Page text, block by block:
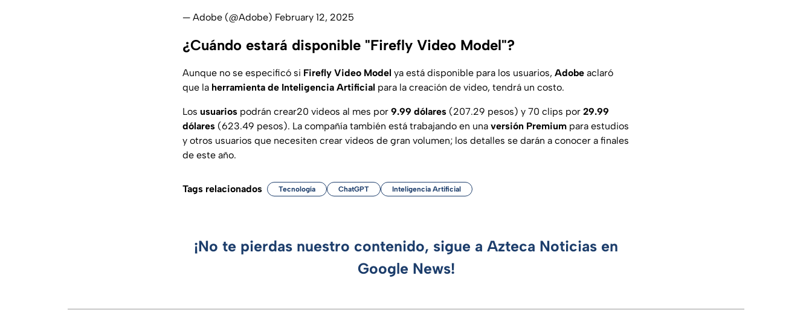
— Adobe (@Adobe) February 12, 2025
¿Cuándo estará disponible "Firefly Video Model"?
Aunque no se especificó si Firefly Video Model ya está disponible para los usuarios, Adobe aclaró
que la herramienta de Inteligencia Artificial para la creación de video, tendrá un costo.
Los usuarios podrán crear20 videos al mes por 9.99 dólares (207.29 pesos) y 70 clips por 29.99
dólares (623.49 pesos). La compañía también está trabajando en una versión Premium para estudios
y otros usuarios que necesiten crear videos de gran volumen; los detalles se darán a conocer a finales
de este año.
Tags relacionados Tecnología ChatGPT Inteligencia Artificial
¡No te pierdas nuestro contenido, sigue a Azteca Noticias en
Google News!